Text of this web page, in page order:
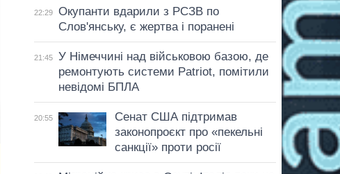
22:29
Окупанти вдарили з РСЗВ по
Слов'янську, є жертва і поранені
21:45
У Німеччині над військовою базою, де
ремонтують системи Patriot, помітили
невідомі БПЛА
20:55
Сенат США підтримав
законопроєкт про «пекельні
санкції» проти росії